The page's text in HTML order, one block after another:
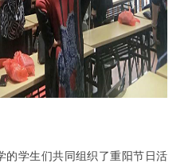
的学生们共同组织了重阳节日活